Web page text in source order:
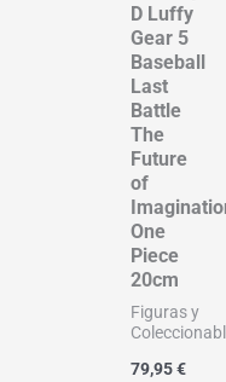
D Luffy
Gear 5
Baseball
Last
Battle
The
Future
of
One
Piece
20cm
Figuras y
79,95€